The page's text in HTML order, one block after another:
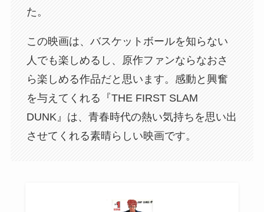
た。
この映画は、バスケットボールを知らない
人でも楽しめるし、原作ファンならなおさ
ら楽しめる作品だと思います。感動と興奮
を与えてくれる『THE FIRST SLAM
DUNK』は、青春時代の熱い気持ちを思い出
させてくれる素晴らしい映画です。